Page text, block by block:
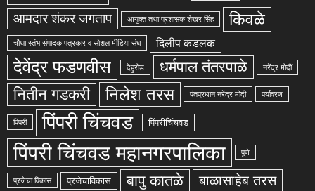
आमदार शंकर जगताप आयुक्त तथा प्रशासक शेखर सिंह किवळे
चौथा स्तंभ संपादक पत्रकार व सोशल मीडिया संघ दिलीप कडलक
देवेंद्र फडणवीस देहुरोड धर्मपाल तंतरपाळे नरेंद्र मोदीं
नितीन गडकरी निलेश तरस पंतप्रधान नरेंद्र मोदी पर्यावरण
पिंपरी पिंपरी चिंचवड पिंपरीचिंचवड
पिंपरी चिंचवड महानगरपालिका पुणे
प्रजेचा विकास प्रजेचाविकास बापु कातळे बाळासाहेब तरस